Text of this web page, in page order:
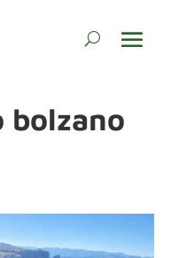
bolzano